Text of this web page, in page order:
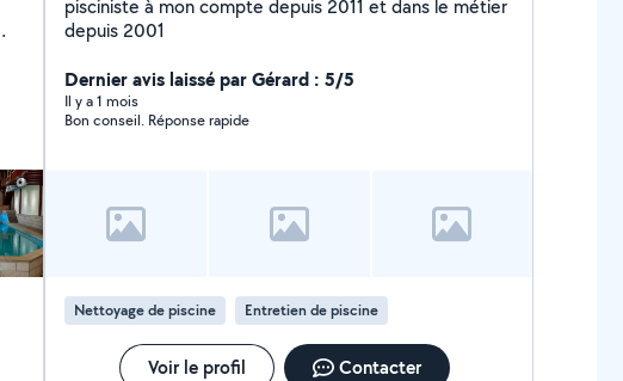
pisciniste à mon compte depuis 2011 et dans le métier
depuis 2001
Dernier avis laissé par Gérard : 5/5
Il y a 1 mois
Bon conseil. Réponse rapide
Nettoyage de piscine Entretien de piscine
Voir le profil Contacter